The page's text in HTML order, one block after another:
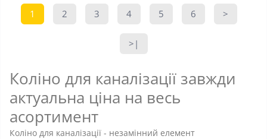
1 2 3 4 5 6 >
>|
Коліно для каналізації завжди
актуальна ціна на весь
асортимент
Коліно для каналізації - незамінний елемент